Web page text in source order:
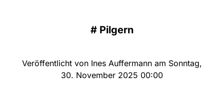
# Pilgern
Veröffentlicht von Ines Auffermann am Sonntag,
30. November 2025 00:00